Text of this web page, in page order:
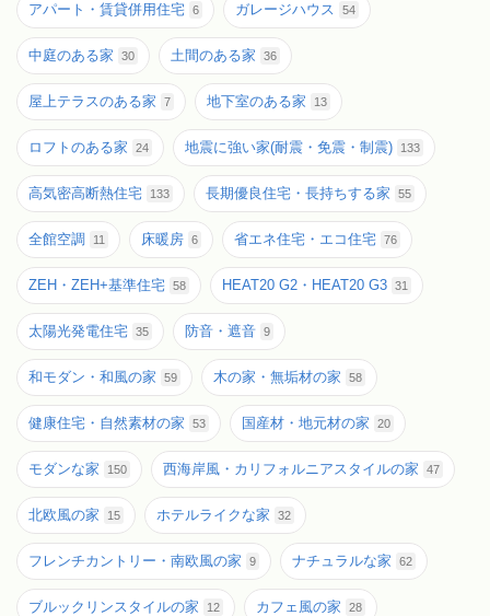
アパート・賃貸併用住宅 6 ガレージハウス 54
中庭のある家 30 土間のある家 36
屋上テラスのある家 7 地下室のある家 13
ロフトのある家 24 地震に強い家(耐震・免震・制震) 133
高気密高断熱住宅 133 長期優良住宅・長持ちする家 55
全館空調 11 床暖房 6 省エネ住宅・エコ住宅 76
ZEH・ZEH+基準住宅 58 HEAT20 G2・HEAT20 G3 31
太陽光発電住宅 35 防音・遮音 9
和モダン・和風の家 59 木の家・無垢材の家 58
健康住宅・自然素材の家 53 国産材・地元材の家 20
モダンな家 150 西海岸風・カリフォルニアスタイルの家 47
北欧風の家 15 ホテルライクな家 32
フレンチカントリー・南欧風の家 9 ナチュラルな家 62
ブルックリンスタイルの家 12 カフェ風の家 28